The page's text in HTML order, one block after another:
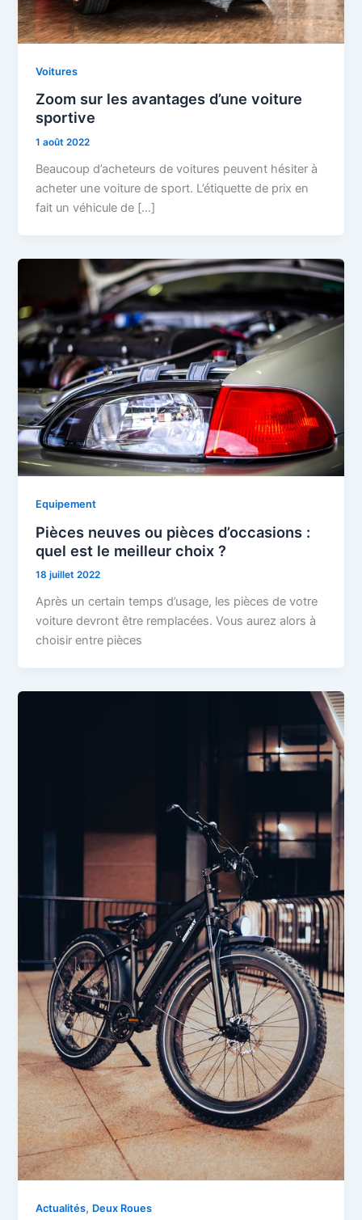
Voitures
Zoom sur les avantages d’une voiture
sportive
1 août 2022
Beaucoup d’acheteurs de voitures peuvent hésiter à
acheter une voiture de sport. L’étiquette de prix en
fait un véhicule de […]
Equipement
Pièces neuves ou pièces d’occasions :
quel est le meilleur choix ?
18 juillet 2022
Après un certain temps d’usage, les pièces de votre
voiture devront être remplacées. Vous aurez alors à
choisir entre pièces
Actualités, Deux Roues